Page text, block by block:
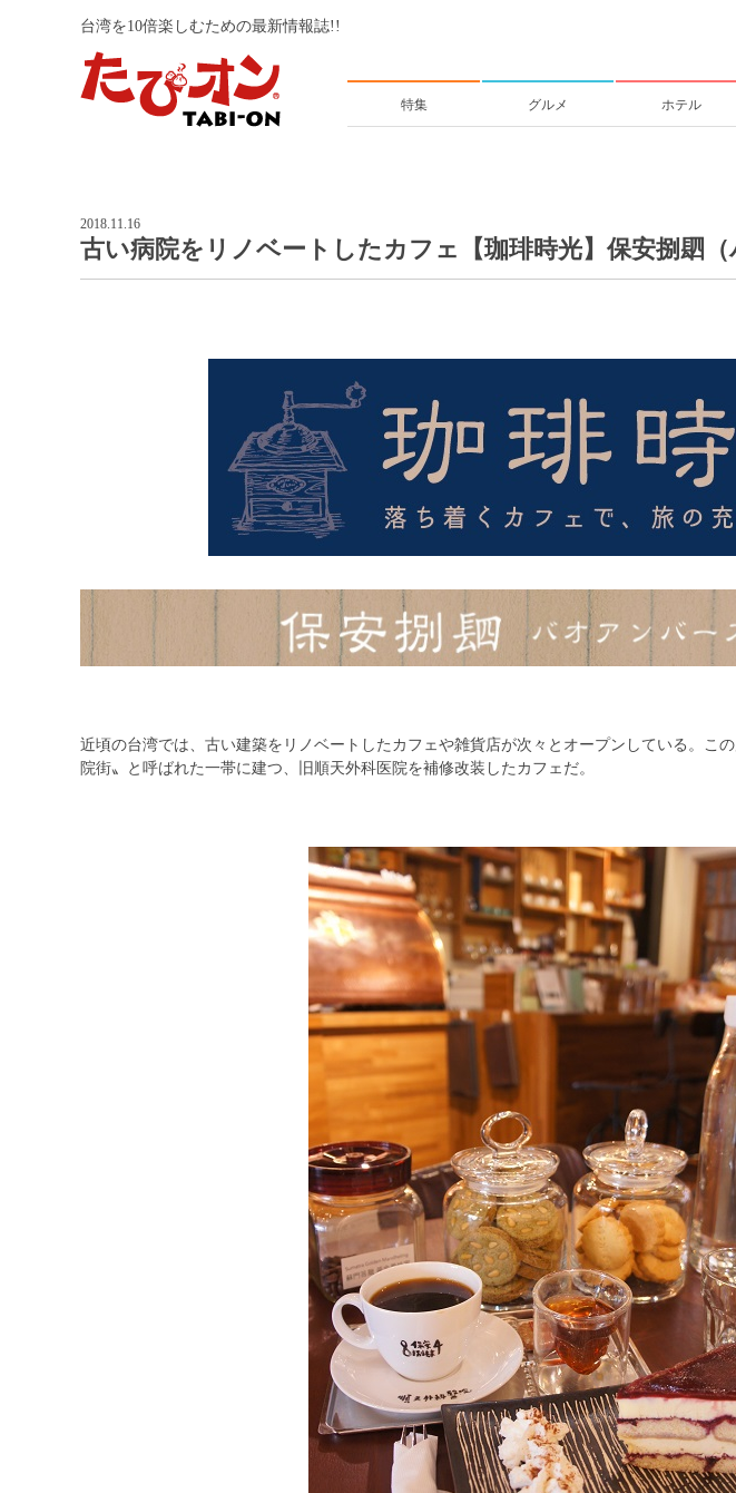
台湾を10倍楽しむための最新情報誌!!
特集 グルメ ホテル
2018.11.16
古い病院をリノベートしたカフェ【珈琲時光】保安捌䦉（
近頃の台湾では、古い建築をリノベートしたカフェや雑貨店が次々とオープンしている。こ
院街〟と呼ばれた一帯に建つ、旧順天外科医院を補修改装したカフェだ。